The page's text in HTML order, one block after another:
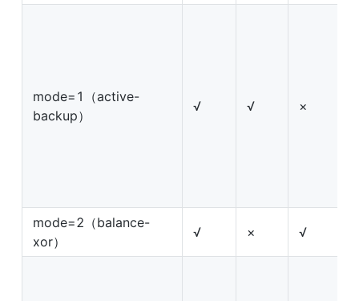
mode=1（active-
backup）
√ √ ×
mode=2（balance-
xor）
√ × √